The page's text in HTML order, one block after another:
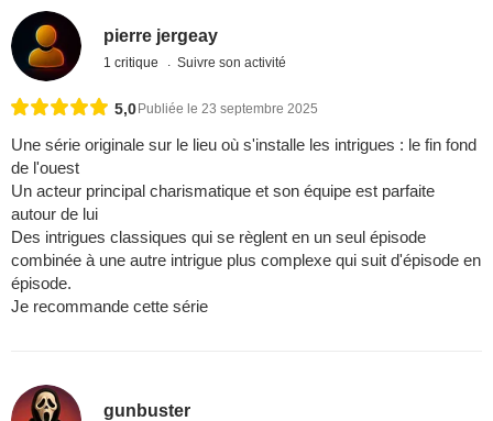
pierre jergeay
1 critique Suivre son activité
5,0 Publiée le 23 septembre 2025
Une série originale sur le lieu où s'installe les intrigues : le fin fond
de l'ouest
Un acteur principal charismatique et son équipe est parfaite
autour de lui
Des intrigues classiques qui se règlent en un seul épisode
combinée à une autre intrigue plus complexe qui suit d'épisode en
épisode.
Je recommande cette série
gunbuster